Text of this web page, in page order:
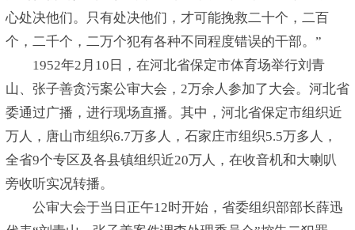
心处决他们。只有处决他们，才可能挽救二十个，二百
个，二千个，二万个犯有各种不同程度错误的干部。”
1952年2月10日，在河北省保定市体育场举行刘青
山、张子善贪污案公审大会，2万余人参加了大会。河北省
委通过广播，进行现场直播。其中，河北省保定市组织近
万人，唐山市组织6.7万多人，石家庄市组织5.5万多人，
全省9个专区及各县镇组织近20万人，在收音机和大喇叭
旁收听实况转播。
公审大会于当日正午12时开始，省委组织部部长薛迅